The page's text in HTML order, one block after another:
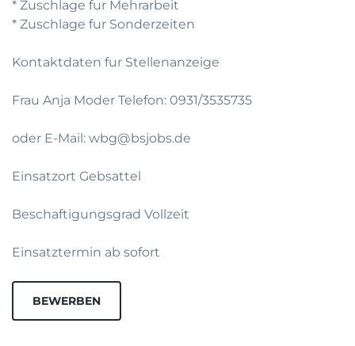
* Zuschlage fur Mehrarbeit
* Zuschlage fur Sonderzeiten
Kontaktdaten fur Stellenanzeige
Frau Anja Moder Telefon: 0931/3535735
oder E-Mail: wbg@bsjobs.de
Einsatzort Gebsattel
Beschaftigungsgrad Vollzeit
Einsatztermin ab sofort
BEWERBEN